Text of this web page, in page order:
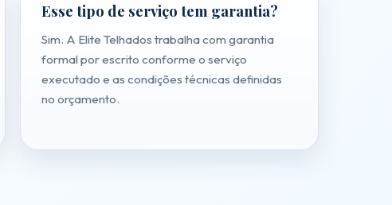
Esse tipo de serviço tem garantia?
Sim. A Elite Telhados trabalha com garantia
formal por escrito conforme o serviço
executado e as condições técnicas definidas
no orçamento.